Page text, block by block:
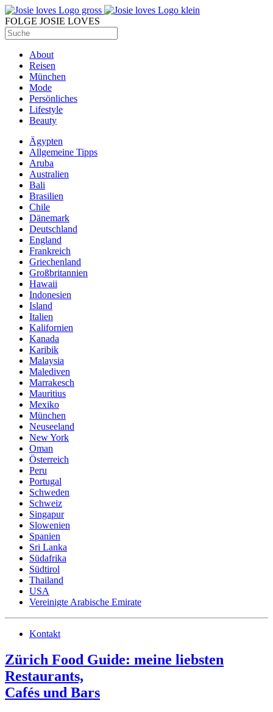
FOLGE JOSIE LOVES
About
Reisen
München
Mode
Persönliches
Lifestyle
Beauty
Ägypten
Allgemeine Tipps
Aruba
Australien
Bali
Brasilien
Chile
Dänemark
Deutschland
England
Frankreich
Griechenland
Großbritannien
Hawaii
Indonesien
Island
Italien
Kalifornien
Kanada
Karibik
Malaysia
Malediven
Marrakesch
Mauritius
Mexiko
München
Neuseeland
New York
Oman
Österreich
Peru
Portugal
Schweden
Schweiz
Singapur
Slowenien
Spanien
Sri Lanka
Südafrika
Südtirol
Thailand
USA
Vereinigte Arabische Emirate
Kontakt
Zürich Food Guide: meine liebsten
Restaurants,
Cafés und Bars